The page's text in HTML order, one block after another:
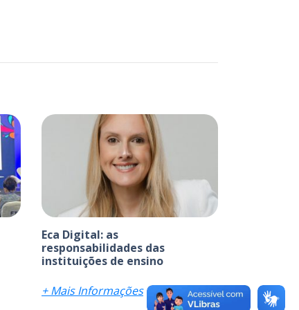
Eca Digital: as
responsabilidades das
instituições de ensino
+ Mais Informações